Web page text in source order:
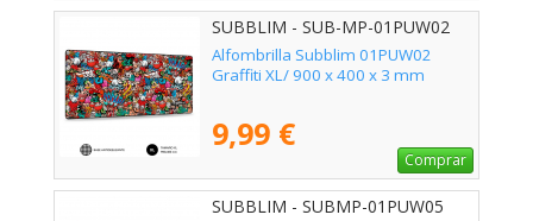
SUBBLIM - SUB-MP-01PUW02
Alfombrilla Subblim 01PUW02
Graffiti XL/ 900 x 400 x 3 mm
9,99 €
Comprar
SUBBLIM - SUBMP-01PUW05